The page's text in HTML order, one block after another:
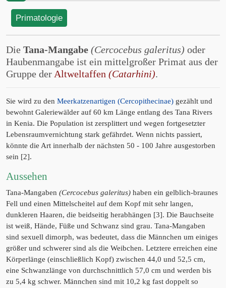
Primatologie
Die Tana-Mangabe (Cercocebus galeritus) oder
Haubenmangabe ist ein mittelgroßer Primat aus der
Gruppe der Altweltaffen (Catarhini).
Sie wird zu den Meerkatzenartigen (Cercopithecinae) gezählt und
bewohnt Galeriewälder auf 60 km Länge entlang des Tana Rivers
in Kenia. Die Population ist zersplittert und wegen fortgesetzter
Lebensraumvernichtung stark gefährdet. Wenn nichts passiert,
könnte die Art innerhalb der nächsten 50 - 100 Jahre ausgestorben
sein [2].
Aussehen
Tana-Mangaben (Cercocebus galeritus) haben ein gelblich-braunes
Fell und einen Mittelscheitel auf dem Kopf mit sehr langen,
dunkleren Haaren, die beidseitig herabhängen [3]. Die Bauchseite
ist weiß, Hände, Füße und Schwanz sind grau. Tana-Mangaben
sind sexuell dimorph, was bedeutet, dass die Männchen um einiges
größer und schwerer sind als die Weibchen. Letztere erreichen eine
Körperlänge (einschließlich Kopf) zwischen 44,0 und 52,5 cm,
eine Schwanzlänge von durchschnittlich 57,0 cm und werden bis
zu 5,4 kg schwer. Männchen sind mit 10,2 kg fast doppelt so